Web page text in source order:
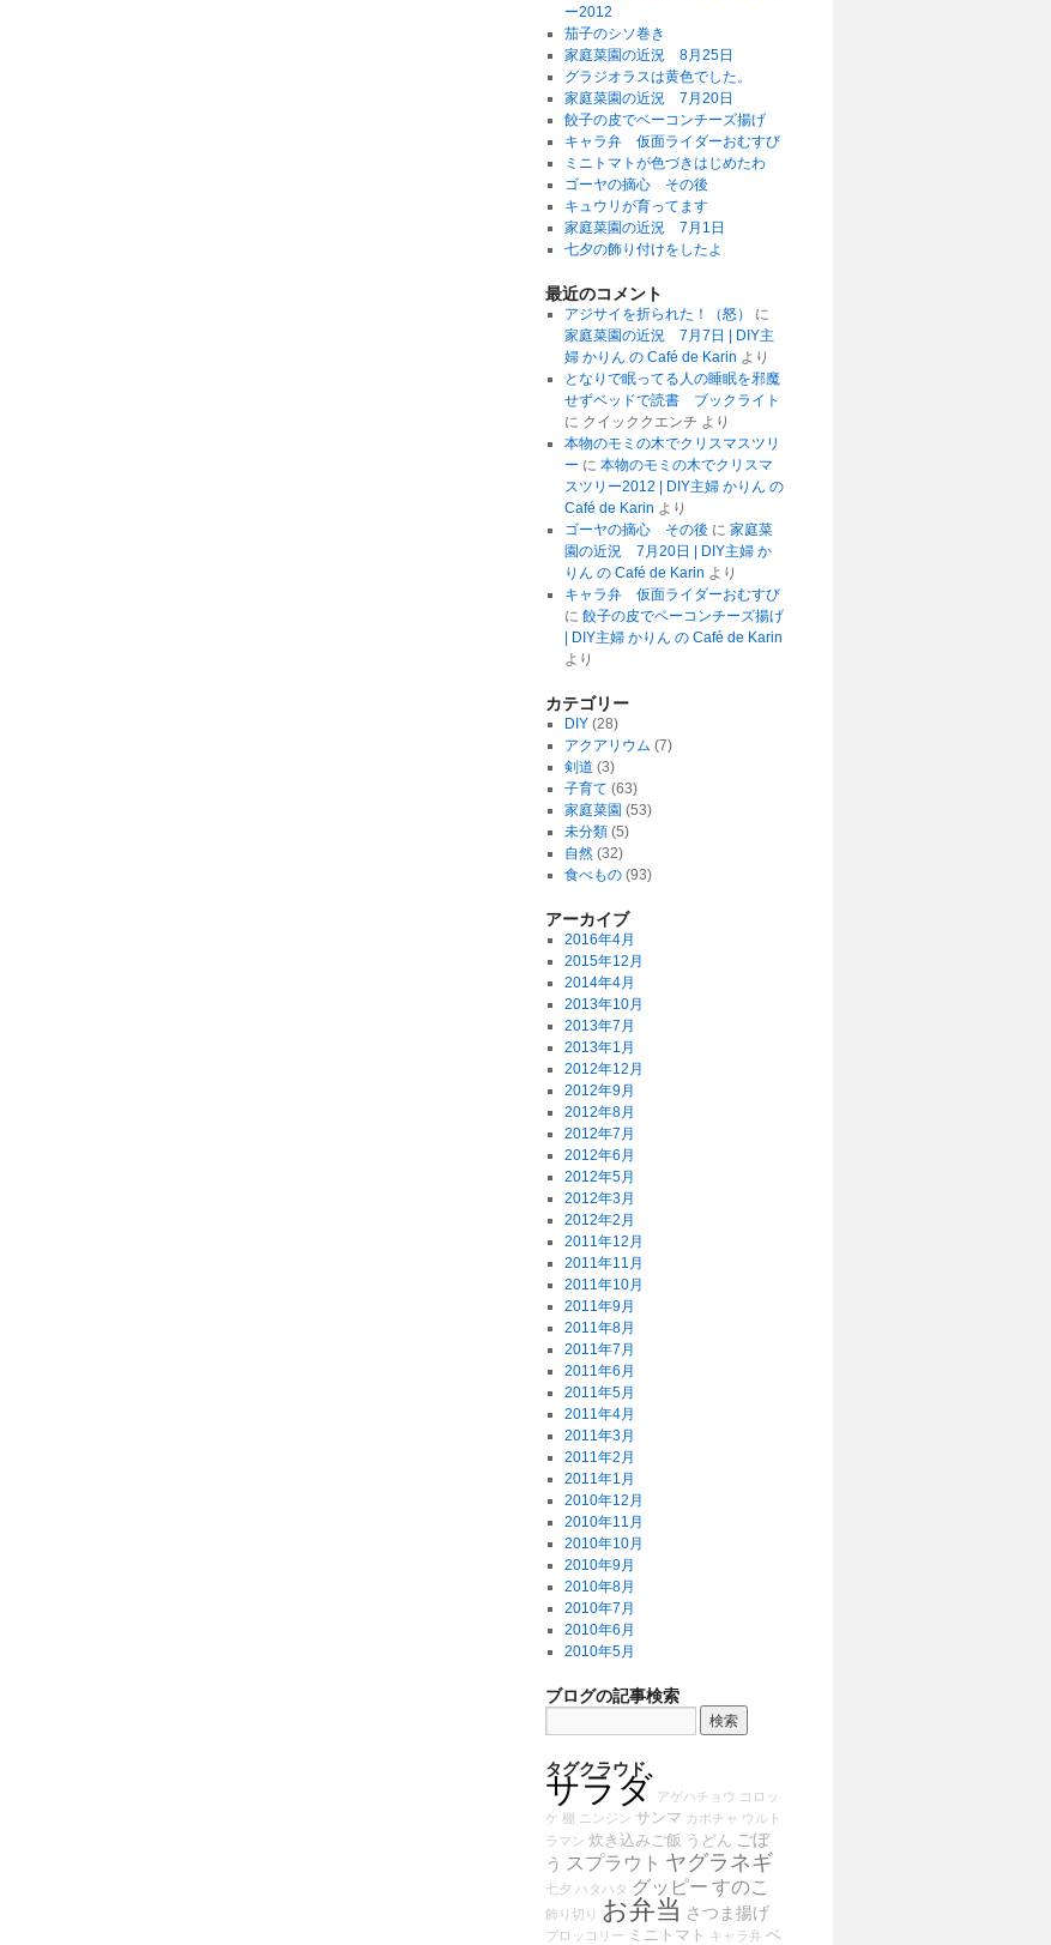
ー2012
茄子のシソ巻き
家庭菜園の近況 8月25日
グラジオラスは黄色でした。
家庭菜園の近況 7月20日
餃子の皮でベーコンチーズ揚げ
キャラ弁 仮面ライダーおむすび
ミニトマトが色づきはじめたわ
ゴーヤの摘心 その後
キュウリが育ってます
家庭菜園の近況 7月1日
七夕の飾り付けをしたよ
最近のコメント
アジサイを折られた！（怒）
に
家庭菜園の近況 7月7日 | DIY主
婦 かりん の Café de Karin より
となりで眠ってる人の睡眠を邪魔
せずベッドで読書 ブックライト
に クイッククエンチ より
本物のモミの木でクリスマスツリ
ー に 本物のモミの木でクリスマ
スツリー2012 | DIY主婦 かりん の
Café de Karin より
ゴーヤの摘心 その後 に 家庭菜
園の近況 7月20日 | DIY主婦 か
りん の Café de Karin より
キャラ弁 仮面ライダーおむすび
に 餃子の皮でベーコンチーズ揚げ
| DIY主婦 かりん の Café de Karin
より
カテゴリー
DIY(28)
アクアリウム (7)
剣道 (3)
子育て (63)
家庭菜園 (53)
未分類(5)
自然(32)
食べもの(93)
アーカイブ
2016年4月
2015年12月
2014年4月
2013年10月
2013年7月
2013年1月
2012年12月
2012年9月
2012年8月
2012年7月
2012年6月
2012年5月
2012年3月
2012年2月
2011年12月
2011年11月
2011年10月
2011年9月
2011年8月
2011年7月
2011年6月
2011年5月
2011年4月
2011年3月
2011年2月
2011年1月
2010年12月
2010年11月
2010年10月
2010年9月
2010年8月
2010年7月
2010年6月
2010年5月
ブログの記事検索
タグクラウド
サラダ アゲハチョウ コロッ
ケ 棚 ニンジン サンマ カボチャ ウルト
ラマン 炊き込みご飯 うどん ごぼ
う スプラウト ヤグラネギ
七夕 ハタハタ グッピー すのこ
飾り切り お弁当 さつま揚げ
ブロッコリー ミニトマト キャラ弁 ベ